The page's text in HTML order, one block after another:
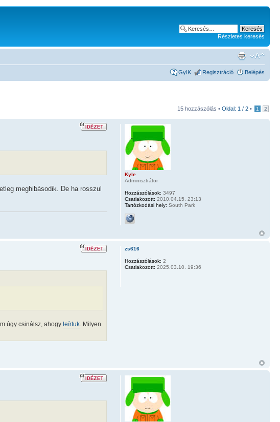
Részletes keresés
GyIK Regisztráció Belépés
15 hozzászólás • Oldal: 1 / 2 • 1 2
meghibásodik. De ha rosszul
Kyle
Adminisztrátor
Hozzászólások: 3497
Csatlakozott: 2010.04.15. 23:13
Tartózkodási hely: South Park
úgy csinálsz, ahogy leírtuk. Milyen
zs616
Hozzászólások: 2
Csatlakozott: 2025.03.10. 19:36